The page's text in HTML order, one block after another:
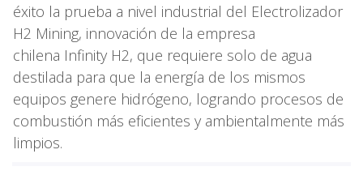
éxito la prueba a nivel industrial del Electrolizador
H2 Mining, innovación de la empresa
chilena Infinity H2, que requiere solo de agua
destilada para que la energía de los mismos
equipos genere hidrógeno, logrando procesos de
combustión más eficientes y ambientalmente más
limpios.